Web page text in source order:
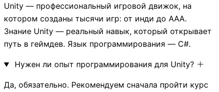
Unity — профессиональный игровой движок, на
котором созданы тысячи игр: от инди до AAA.
Знание Unity — реальный навык, который открывает
путь в геймдев. Язык программирования — C#.
Нужен ли опыт программирования для Unity?
Да, обязательно. Рекомендуем сначала пройти курс